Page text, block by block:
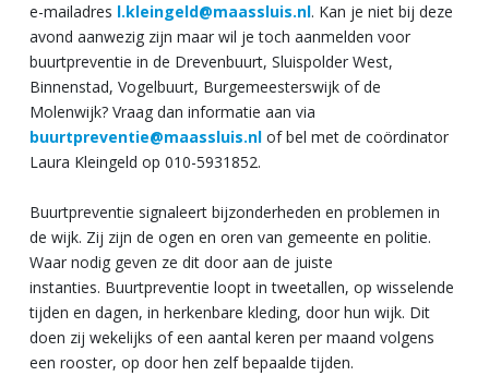
e-mailadres l.kleingeld@maassluis.nl. Kan je niet bij deze
avond aanwezig zijn maar wil je toch aanmelden voor
buurtpreventie in de Drevenbuurt, Sluispolder West,
Binnenstad, Vogelbuurt, Burgemeesterswijk of de
Molenwijk? Vraag dan informatie aan via
buurtpreventie@maassluis.nl of bel met de coördinator
Laura Kleingeld op 010-5931852.
Buurtpreventie signaleert bijzonderheden en problemen in
de wijk. Zij zijn de ogen en oren van gemeente en politie.
Waar nodig geven ze dit door aan de juiste
instanties. Buurtpreventie loopt in tweetallen, op wisselende
tijden en dagen, in herkenbare kleding, door hun wijk. Dit
doen zij wekelijks of een aantal keren per maand volgens
een rooster, op door hen zelf bepaalde tijden.